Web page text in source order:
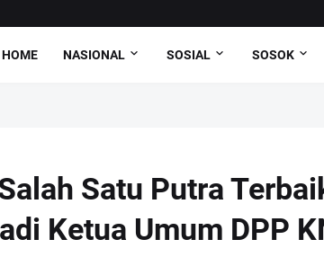
HOME NASIONAL SOSIAL SOSOK
Satu Putra
Ketua Umum DPP